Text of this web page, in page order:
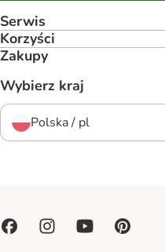
Serwis
Korzyści
Zakupy
Wybierz kraj
Polska / pl